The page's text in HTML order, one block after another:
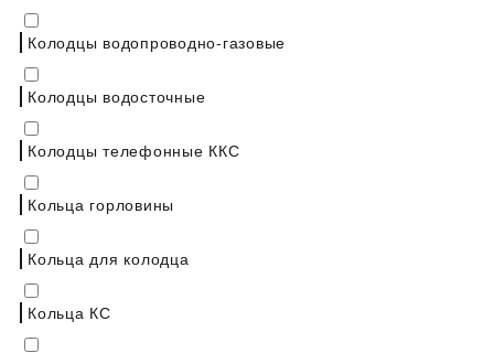
Колодцы водопроводно-газовые
Колодцы водосточные
Колодцы телефонные ККС
Кольца горловины
Кольца для колодца
Кольца КС